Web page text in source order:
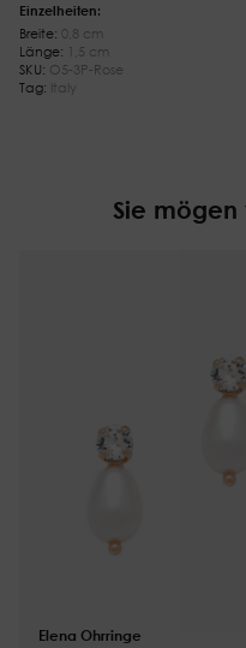
Einzelheiten:
Breite: 0,8 cm
Länge: 1,5 cm
SKU: O5-3P-Rose
Tag: Italy
Sie
Elena Ohrringe
$82.00